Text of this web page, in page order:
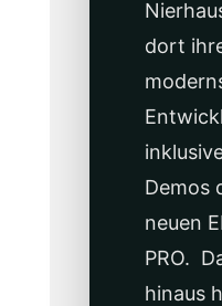
dort
Demos
neuen
PRO.
hinaus